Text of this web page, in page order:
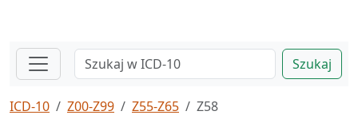
Szukaj
ICD-10 Z00-Z99 Z55-Z65 Z58